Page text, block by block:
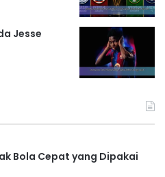
Jesse
Bola Cepat yang Dipakai